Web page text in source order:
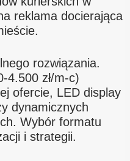
reklama docierająca
rozwiązania.
4.500 zł/m-c)
ofercie, LED display
dynamicznych
Wybór formatu
i strategii.